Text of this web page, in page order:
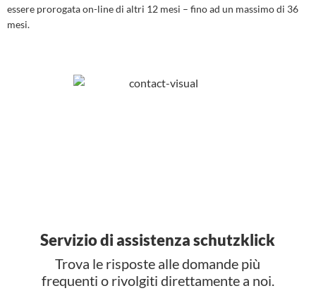
essere prorogata on-line di altri 12 mesi – fino ad un massimo di 36
mesi.
Servizio di assistenza schutzklick
Trova le risposte alle domande più
frequenti o rivolgiti direttamente a noi.